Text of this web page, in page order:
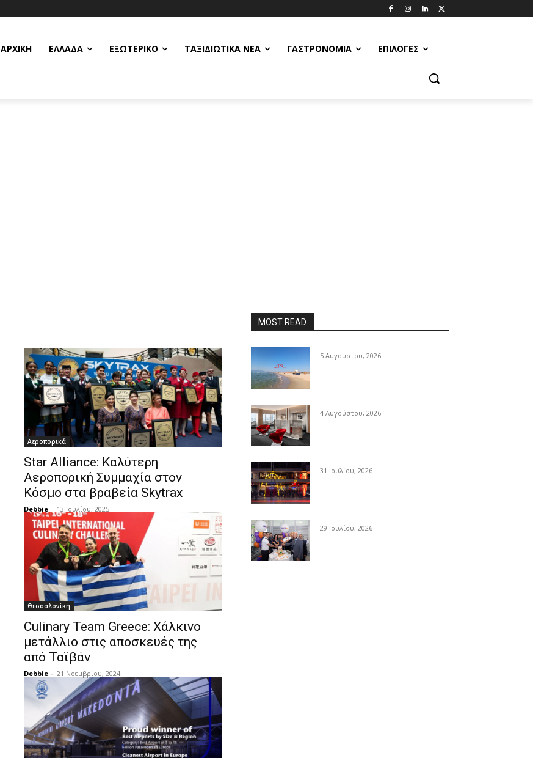
ΑΡΧΙΚΗ ΕΛΛΆΔΑ ΕΞΩΤΕΡΙΚΌ ΤΑΞΙΔΙΩΤΙΚΆ ΝΈΑ ΓΑΣΤΡΟΝΟΜΊΑ ΕΠΙΛΟΓΈΣ
Αεροπορικά
Star Alliance: Καλύτερη
Αεροπορική Συμμαχία στον
Κόσμο στα βραβεία Skytrax
Debbie - 13 Ιουλίου, 2025
Θεσσαλονίκη
Culinary Team Greece: Χάλκινο
μετάλλιο στις αποσκευές της
από Ταϊβάν
Debbie - 21 Νοεμβρίου, 2024
MOST READ
5 Αυγούστου, 2026
4 Αυγούστου, 2026
31 Ιουλίου, 2026
29 Ιουλίου, 2026